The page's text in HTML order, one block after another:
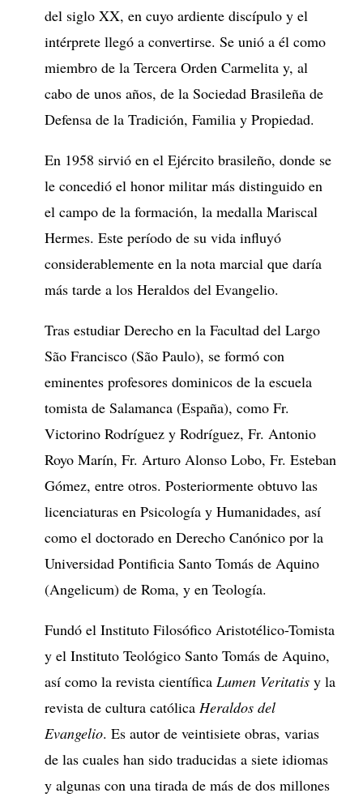
del siglo XX, en cuyo ardiente discípulo y el
intérprete llegó a convertirse. Se unió a él como
miembro de la Tercera Orden Carmelita y, al
cabo de unos años, de la Sociedad Brasileña de
Defensa de la Tradición, Familia y Propiedad.
En 1958 sirvió en el Ejército brasileño, donde se
le concedió el honor militar más distinguido en
el campo de la formación, la medalla Mariscal
Hermes. Este período de su vida influyó
considerablemente en la nota marcial que daría
más tarde a los Heraldos del Evangelio.
Tras estudiar Derecho en la Facultad del Largo
São Francisco (São Paulo), se formó con
eminentes profesores dominicos de la escuela
tomista de Salamanca (España), como Fr.
Victorino Rodríguez y Rodríguez, Fr. Antonio
Royo Marín, Fr. Arturo Alonso Lobo, Fr. Esteban
Gómez, entre otros. Posteriormente obtuvo las
licenciaturas en Psicología y Humanidades, así
como el doctorado en Derecho Canónico por la
Universidad Pontificia Santo Tomás de Aquino
(Angelicum) de Roma, y en Teología.
Fundó el Instituto Filosófico Aristotélico-Tomista
y el Instituto Teológico Santo Tomás de Aquino,
así como la revista científica Lumen Veritatisy la
revista de cultura católica Heraldos del
Evangelio. Es autor de veintisiete obras, varias
de las cuales han sido traducidas a siete idiomas
y algunas con una tirada de más de dos millones